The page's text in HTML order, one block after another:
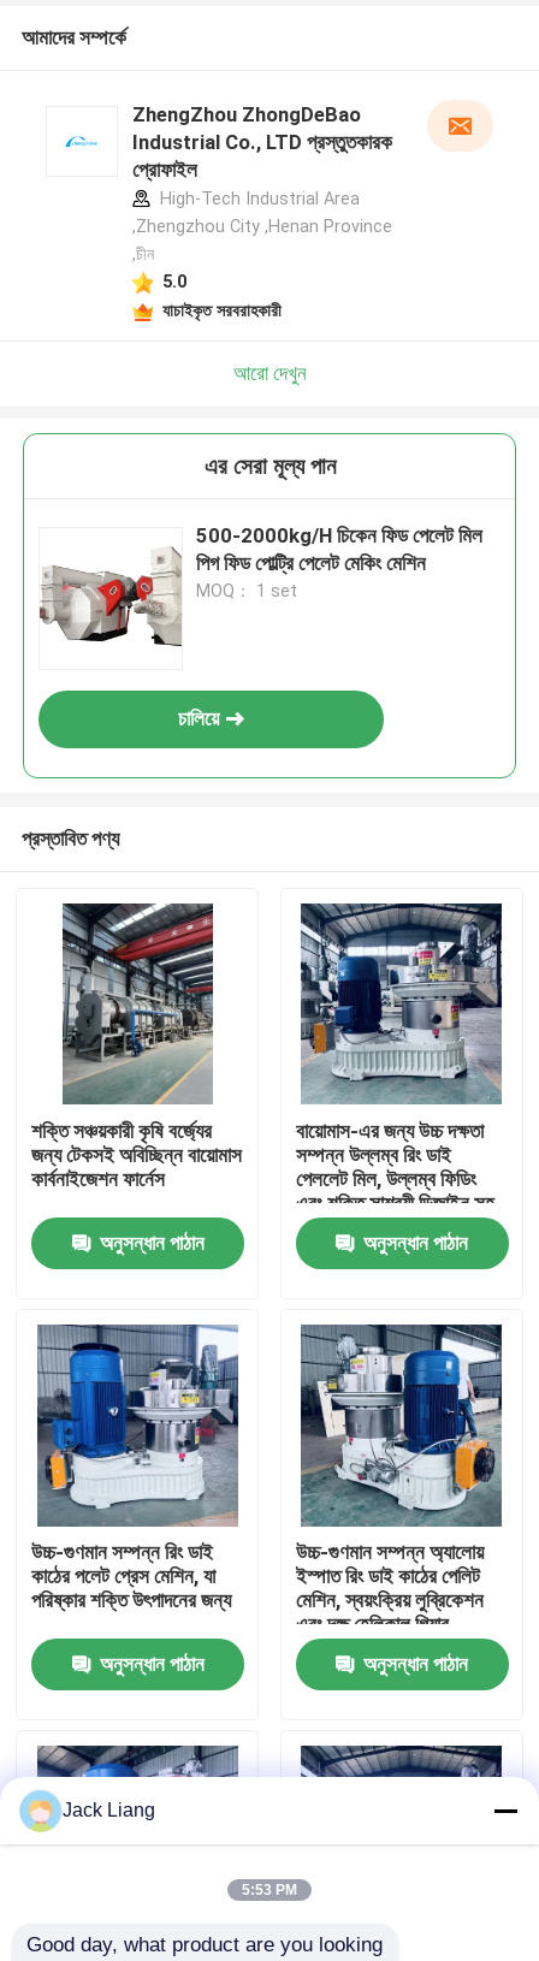
বাড়ি
পণ্য
VR প্রদর্শন
আমাদের সম্পর্কে
কারখানা ভ্রমণ
মান নিয়ন্ত্রণ
উদ্ধৃতির জন্য আবেদন
কাঠের পিলেট মিল
আমাদের সম্পর্কে
ZhengZhou ZhongDeBao
Industrial Co., LTD প্রস্তুতকারক
প্রোফাইল
High-Tech Industrial Area
,Zhengzhou City ,Henan Province
,চীন
5.0
যাচাইকৃত সরবরাহকারী
আরো দেখুন
এর সেরা মূল্য পান
500-2000kg/H চিকেন ফিড পেলেট মিল
পিগ ফিড পোল্ট্রি পেলেট মেকিং মেশিন
MOQ： 1 set
চালিয়ে
প্রস্তাবিত পণ্য
শক্তি সঞ্চয়কারী কৃষি বর্জ্যের
জন্য টেকসই অবিচ্ছিন্ন বায়োমাস
কার্বনাইজেশন ফার্নেস
অনুসন্ধান পাঠান
বায়োমাস-এর জন্য উচ্চ দক্ষতা
সম্পন্ন উল্লম্ব রিং ডাই
পেললেট মিল, উল্লম্ব ফিডিং
এবং শক্তি সাশ্রয়ী ডিজাইন সহ
অনুসন্ধান পাঠান
উচ্চ-গুণমান সম্পন্ন রিং ডাই
কাঠের পলেট প্রেস মেশিন, যা
পরিষ্কার শক্তি উৎপাদনের জন্য
অনুসন্ধান পাঠান
উচ্চ-গুণমান সম্পন্ন অ্যালোয়
ইস্পাত রিং ডাই কাঠের পেলিট
মেশিন, স্বয়ংক্রিয় লুব্রিকেশন
এবং দক্ষ হেলিকাল গিয়ার
ট্রান্সমিশন সহ
অনুসন্ধান পাঠান
Jack Liang
5:53 PM
Good day, what product are you looking